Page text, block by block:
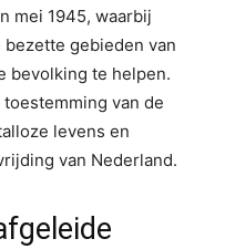
mei 1945, waarbij
gebieden van
bevolking te helpen.
van de
levens en
van Nederland.